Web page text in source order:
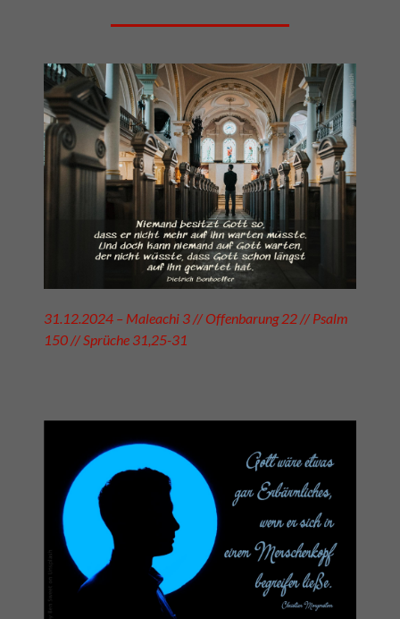
31.12.2024 – Maleachi 3 // Offenbarung 22 // Psalm
150 // Sprüche 31,25-31